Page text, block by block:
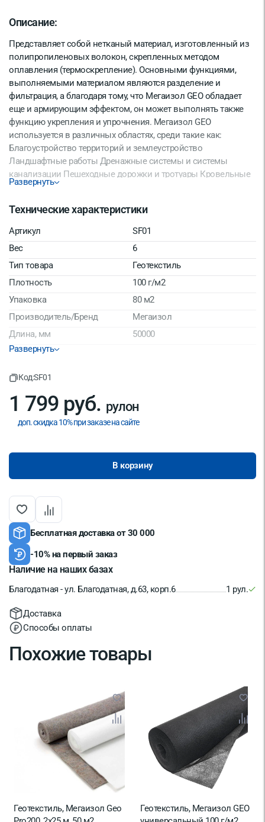
Описание:
Представляет собой нетканый материал, изготовленный из
полипропиленовых волокон, скрепленных методом
оплавления (термоскрепление). Основными функциями,
выполняемыми материалом являются разделение и
фильтрация, а благодаря тому, что Мегаизол GEO обладает
еще и армирующим эффектом, он может выполнять также
функцию укрепления и упрочнения. Мегаизол GEO
используется в различных областях, среди такие как:
Благоустройство территорий и землеустройство
Ландшафтные работы Дренажные системы и системы
канализации Пешеходные дорожки и тротуары Кровельные
системы
Развернуть
Технические характеристики
Артикул
SF01
Вес
6
Тип товара
Геотекстиль
Плотность
100 г/м2
Упаковка
80 м2
Производитель/Бренд
Мегаизол
Длина, мм
50000
Ширина, мм
Материал
Страна производитель
Развернуть
Код:SF01
1 799 руб. рулон
доп. скидка 10% при заказе на сайте
В корзину
Бесплатная доставка от 30 000
-10% на первый заказ
Наличие на наших базах
Благодатная - ул. Благодатная, д.63, корп.6 1 рул.
Доставка
Способы оплаты
Похожие товары
Геотекстиль, Мегаизол Geo
Геотекстиль, Мегаизол GEO